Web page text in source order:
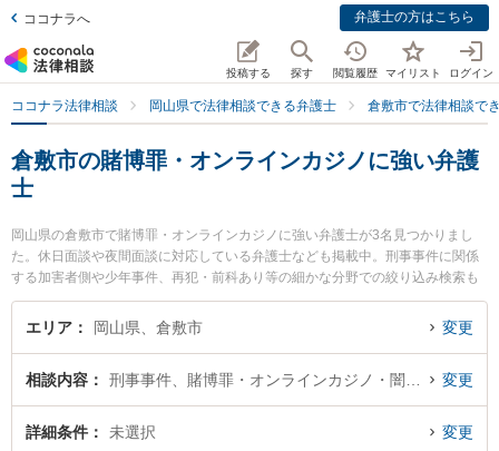
ココナラへ 弁護士の方はこちら
投稿する 探す 閲覧履歴 マイリスト ログイン
ココナラ法律相談 岡山県で法律相談できる弁護士 倉敷市で法律相談で
倉敷市の賭博罪・オンラインカジノに強い弁護
士
岡山県の倉敷市で賭博罪・オンラインカジノに強い弁護士が3名見つかりまし
た。休日面談や夜間面談に対応している弁護士なども掲載中。刑事事件に関係
する加害者側や少年事件、再犯・前科あり等の細かな分野での絞り込み検索も
でき便利です。特に玉島総合法律事務所の岡本 健史弁護士ややまね法律事務所
の山根 務弁護士、森下総合法律事務所の千葉 隆志弁護士のプロフィール情報や
罪・オンラインカジノのトラブル解決の実績豊富な近くの弁護士を検索した
い』『初回相談無料で賭博罪・オンラインカジノを法律相談できる倉敷市内の
弁護士に相談予約したい』などでお困りの相談者さんにおすすめです。
エリア 岡山県、倉敷市 変更
相談内容 変更
詳細条件 未選択 変更